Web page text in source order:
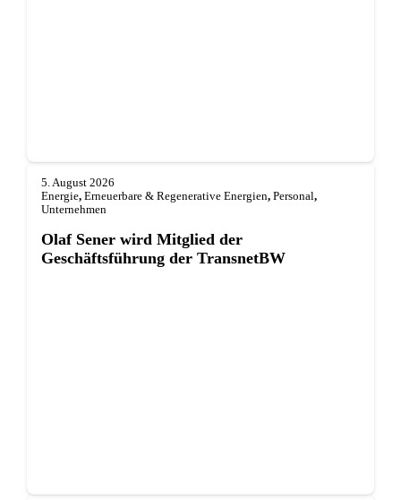
5. August 2026
Energie, Erneuerbare & Regenerative Energien, Personal,
Unternehmen
Olaf Sener wird Mitglied der
Geschäftsführung der TransnetBW